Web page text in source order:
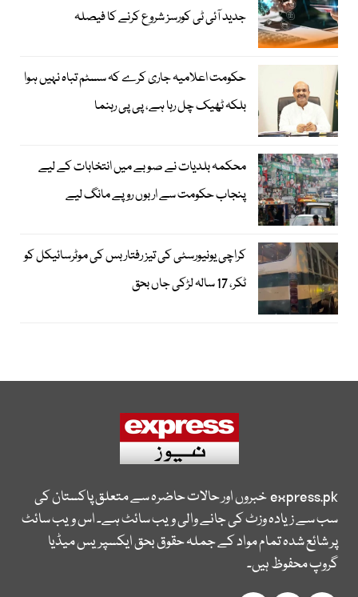
جدید آئی ٹی کورسز شروع کرنے کا فیصلہ
حکومت اعلامیہ جاری کرے کہ سسٹم تباہ نہیں ہوا
بلکہ ٹھیک چل رہا ہے، پی پی رہنما
محکمہ بلدیات نے صوبے میں انتخابات کے لیے
پنجاب حکومت سے اربوں روپے مانگ لیے
کراچی یونیورسٹی کی تیز رفتار بس کی موٹرسائیکل کو
ٹکر، 17 سالہ لڑکی جاں بحق
express.pkخبروں اور حالات حاضرہ سے متعلق پاکستان کی
سب سے زیادہ وزٹ کی جانے والی ویب سائٹ ہے۔ اس ویب سائٹ
پر شائع شدہ تمام مواد کے جملہ حقوق بحق ایکسپریس میڈیا
گروپ محفوظ ہیں۔